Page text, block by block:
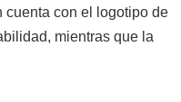
cuenta con el logotipo de
mientras que la